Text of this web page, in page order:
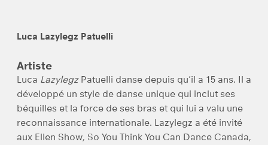
Luca Lazylegz Patuelli
Artiste
Luca LazylegzPatuelli danse depuis qu’il a 15 ans. Il a
développé un style de danse unique qui inclut ses
béquilles et la force de ses bras et qui lui a valu une
reconnaissance internationale. Lazylegz a été invité
aux Ellen Show, So You Think You Can Dance Canada,